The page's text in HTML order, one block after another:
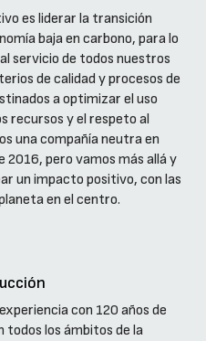
es liderar la transición
baja en carbono, para lo
servicio de todos nuestros
de calidad y procesos de
a optimizar el uso
recursos y el respeto al
una compañía neutra en
2016, pero vamos más allá y
un impacto positivo, con las
en el centro.
con 120 años de
todos los ámbitos de la